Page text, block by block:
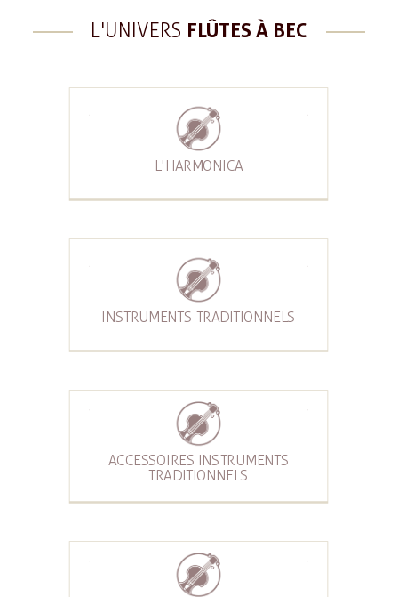
L'UNIVERS FLÛTES À BEC
L'HARMONICA
INSTRUMENTS TRADITIONNELS
ACCESSOIRES INSTRUMENTS
TRADITIONNELS